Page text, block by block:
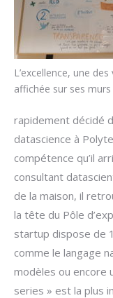
L’excellence, une
affichée sur ses murs
rapidement décidé
datascience à
compétence qu’il
consultant
de la maison, il
la tête du Pôle
startup dispose de
comme le langage
modèles ou encore
series » est la plus